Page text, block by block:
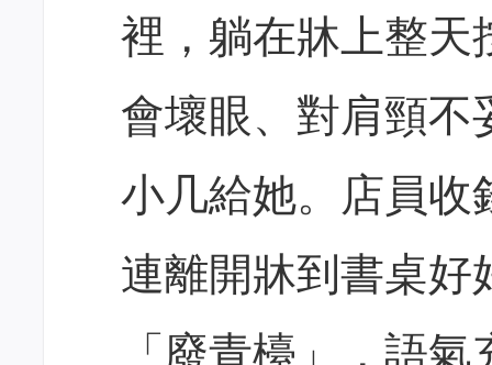
裡，躺在牀上整天
會壞眼、對肩頸不
小几給她。店員收
連離開牀到書桌好
「廢青檯」，語